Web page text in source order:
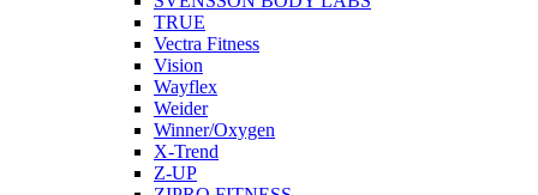
TRUE
Vectra Fitness
Vision
Wayflex
Weider
Winner/Oxygen
X-Trend
Z-UP